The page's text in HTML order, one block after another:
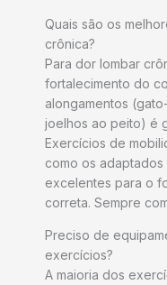
Quais são os
crônica?
Para dor lombar
fortalecimento do
alongamentos
joelhos ao peito) é
Exercícios de
como os adaptados
excelentes para o
correta. Sempre
Preciso de
exercícios?
A maioria dos